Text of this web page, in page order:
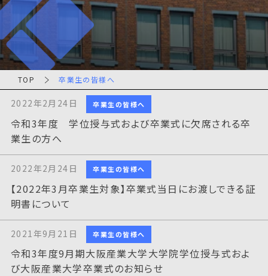
TOP 卒業生の皆様へ
2022年2月24日 卒業生の皆様へ
令和3年度 学位授与式および卒業式に欠席される卒
業生の方へ
2022年2月24日 卒業生の皆様へ
【2022年3月卒業生対象】卒業式当日にお渡しできる証
明書について
2021年9月21日 卒業生の皆様へ
令和3年度9月期大阪産業大学大学院学位授与式およ
び大阪産業大学卒業式のお知らせ